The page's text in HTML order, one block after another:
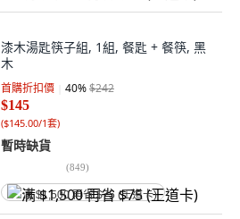
漆木湯匙筷子組, 1組, 餐匙 + 餐筷, 黑
木
首購折扣價 40%$242
$145
($145.00/1套)
暫時缺貨
(849)
满 $1,500 再省 $75 (王道卡)